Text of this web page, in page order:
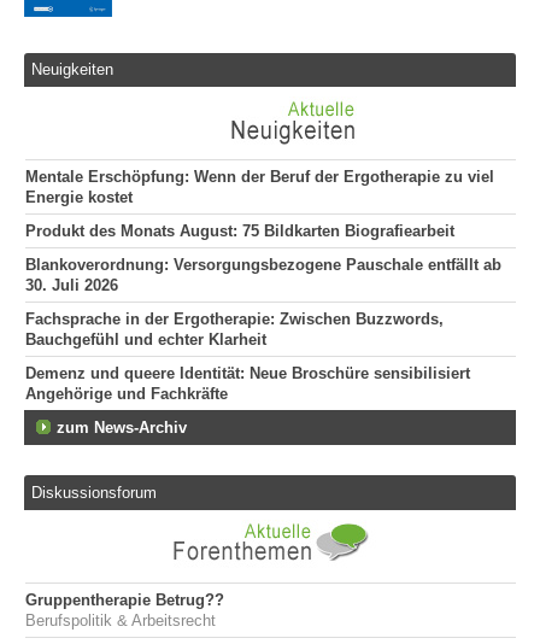
Neuigkeiten
Mentale Erschöpfung: Wenn der Beruf der Ergotherapie zu viel
Energie kostet
Produkt des Monats August: 75 Bildkarten Biografiearbeit
Blankoverordnung: Versorgungsbezogene Pauschale entfällt ab
30. Juli 2026
Fachsprache in der Ergotherapie: Zwischen Buzzwords,
Bauchgefühl und echter Klarheit
Demenz und queere Identität: Neue Broschüre sensibilisiert
Angehörige und Fachkräfte
zum News-Archiv
Diskussionsforum
Gruppentherapie Betrug??
Berufspolitik & Arbeitsrecht